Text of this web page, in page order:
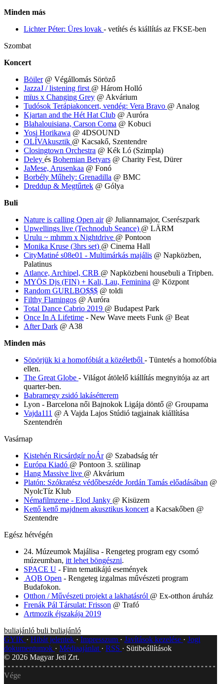
Minden más
Lichter Péter: Üres lovak - vetítés és kiállítás az FKSE-ben
Szombat
Koncert
Böiler@ Végállomás Söröző
JazzaJ / listening first @ Három Holló
mïus x Changing Grey @ Akvárium
Tudósok Terápiakoncert, vendég: Vera Bravo @ Analog
Kjartan and the Hét Hat Club @ Auróra
Blahalouisiana, Carson Coma @ Kobuci
Yosi Horikawa @ 4DSOUND
OLÍVAkusztik @ Kacsakő, Szentendre
Closingtown Orchestra @ Kék Ló (Szimpla)
Deley és Bohemian Betyars @ Charity Fest, Dürer
JaMese, Arusenkaa @ Fonó
Borbély Műhely: Grenadilla @ BMC
Dreddup & Megtűrtek @ Gólya
Buli
Nature is calling Open air@ Juliannamajor, Cserészpark
Upwellings live (Technodub Seance) @ LÄRM
Urulu ~ mhmm x Nightdrive @ Pontoon
Monika Kruse (3hrs set) @ Cinema Hall
CityMatiné s08e01 - Multimárkás majális @ Napközben,
Palatinus
Atlance, Archipel, CRB @ Napközbeni housebuli a Tripben.
MYÖS Djs (FIN) + Kali, Lau, Feminina @ Központ
Random GURLBO$$$ @ toldi
Filthy Flamingos @ Auróra
Total Dance Cabrio 2019 @ Budapest Park
Once In A Lifetime - New Wave meets Funk @ Beat
After Dark @ A38
Minden más
Söpörjük ki a homofóbiát a közéletből - Tüntetés a homofóbia
ellen.
The Great Globe - Világot átölelő kiállítás megnyitója az art
quarter-ben.
Babramegy zsidó lakásétterem
Lyon - Barcelona női Bajnokok Ligája döntő @ Groupama
Vajda111 @ A Vajda Lajos Stúdió tagjainak kiállítása
Szentendrén
Vasárnap
Kistehén Ricsárdgír noÁr@ Szabadság tér
Európa Kiadó @ Pontoon 3. szülinap
Hang Massive live @ Akvárium
Platón: Szókratész védőbeszéde Jordán Tamás előadásában @
NyolcTíz Klub
Némafilmzene - Elod Janky @ Kisüzem
Kettő kettő majdnem akusztikus koncert a Kacsakőben @
Szentendre
Egész hétvégén
24. Múzeumok Majálisa - Rengeteg program egy csomó
múzeumban, itt lehet böngészni.
SPACE U - Finn tematikájú események
AQB Open - Rengeteg izgalmas művészeti program
Budafokon.
Otthon / Művészeti projekt a lakhatásról @ Ex-otthon áruház
Frenák Pál Társulat: Frisson @ Trafó
Artmozik éjszakája 2019
buliajánló buli buliajánló
GYIK
Hibát jelentek Impresszum Javítások kezelése
Jogi
dokumentumok
Médiaajánlat RSS
Sütibeállítások
© 2026 Magyar Jeti Zrt.
Vége